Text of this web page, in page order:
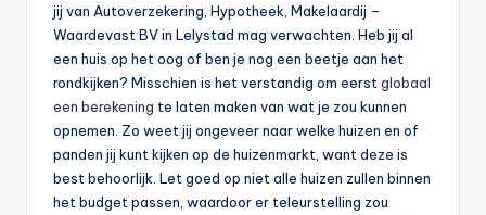
jij van Autoverzekering, Hypotheek, Makelaardij –
Waardevast BV in Lelystad mag verwachten. Heb jij al
een huis op het oog of ben je nog een beetje aan het
rondkijken? Misschien is het verstandig om eerst globaal
een berekening te laten maken van wat je zou kunnen
opnemen. Zo weet jij ongeveer naar welke huizen en of
panden jij kunt kijken op de huizenmarkt, want deze is
best behoorlijk. Let goed op niet alle huizen zullen binnen
het budget passen, waardoor er teleurstelling zou